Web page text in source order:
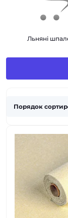
Льняні